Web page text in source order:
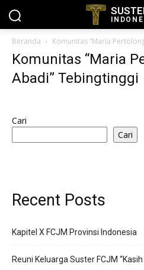
Beranda Komunitas “Maria
Komunitas “Maria
Abadi” Tebingtinggi
Cari
Cari
Recent Posts
Kapitel X FCJM Provinsi Indonesia
Reuni Keluarga Suster FCJM